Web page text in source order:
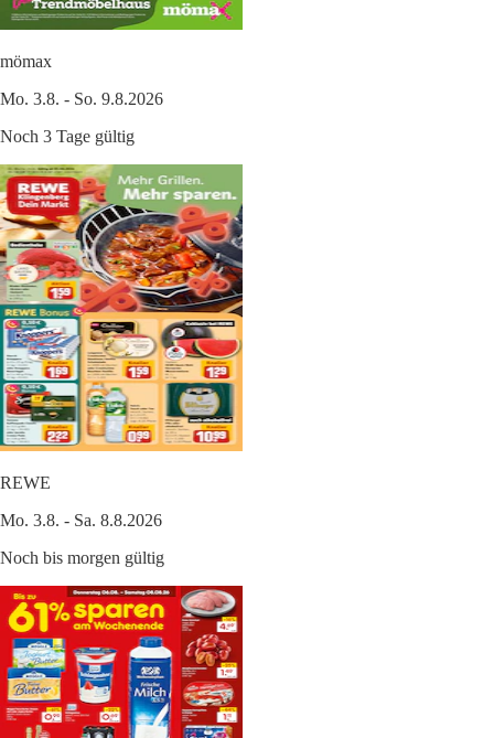
mömax
Mo. 3.8. - So. 9.8.2026
Noch 3 Tage gültig
REWE
Mo. 3.8. - Sa. 8.8.2026
Noch bis morgen gültig